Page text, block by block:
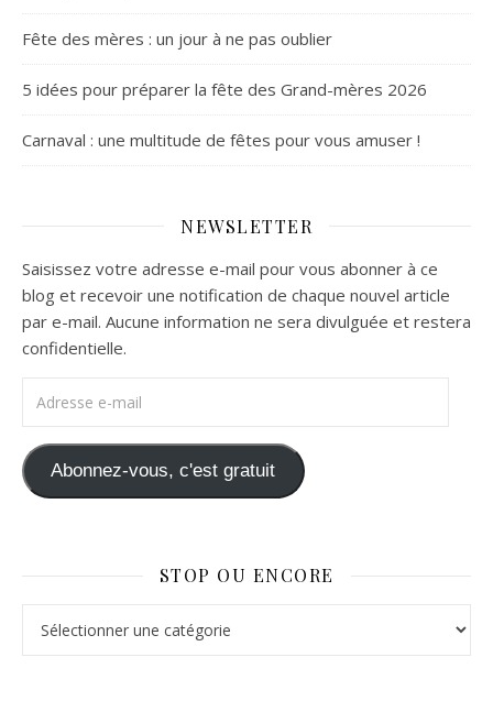
Fête des mères : un jour à ne pas oublier
5 idées pour préparer la fête des Grand-mères 2026
Carnaval : une multitude de fêtes pour vous amuser !
NEWSLETTER
Saisissez votre adresse e-mail pour vous abonner à ce
blog et recevoir une notification de chaque nouvel article
par e-mail. Aucune information ne sera divulguée et restera
confidentielle.
Abonnez-vous, c'est gratuit
STOP OU ENCORE